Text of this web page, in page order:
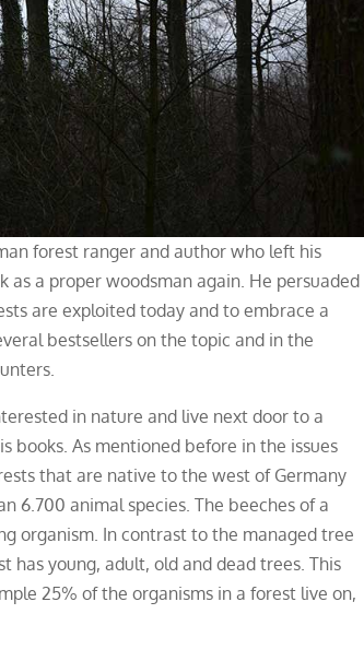
forest ranger and author who left his
a proper woodsman again. He persuaded
are exploited today and to embrace a
bestsellers on the topic and in the
in nature and live next door to a
books. As mentioned before in the issues
that are native to the west of Germany
6.700 animal species. The beeches of a
organism. In contrast to the managed tree
has young, adult, old and dead trees. This
25% of the organisms in a forest live on,